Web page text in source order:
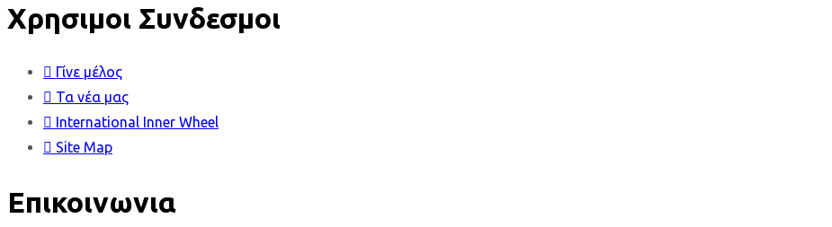
Χρησιμοι Συνδεσμοι
Γίνε μέλος
Τα νέα μας
International Inner Wheel
Site Map
Επικοινωνια